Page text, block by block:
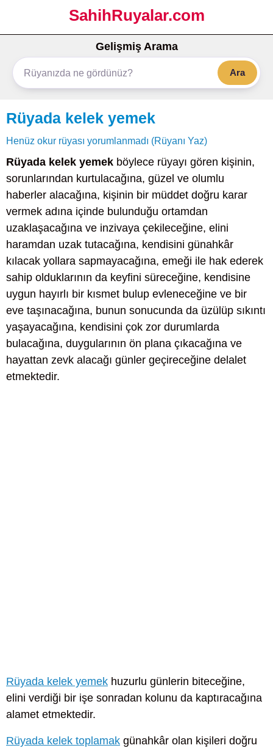
SahihRuyalar.com
Gelişmiş Arama
Ara
Rüyada kelek yemek
Henüz okur rüyası yorumlanmadı (Rüyanı Yaz)
Rüyada kelek yemek böylece rüyayı gören kişinin,
sorunlarından kurtulacağına, güzel ve olumlu
haberler alacağına, kişinin bir müddet doğru karar
vermek adına içinde bulunduğu ortamdan
uzaklaşacağına ve inzivaya çekileceğine, elini
haramdan uzak tutacağına, kendisini günahkâr
kılacak yollara sapmayacağına, emeği ile hak ederek
sahip olduklarının da keyfini süreceğine, kendisine
uygun hayırlı bir kısmet bulup evleneceğine ve bir
eve taşınacağına, bunun sonucunda da üzülüp sıkıntı
yaşayacağına, kendisini çok zor durumlarda
bulacağına, duygularının ön plana çıkacağına ve
hayattan zevk alacağı günler geçireceğine delalet
etmektedir.
Rüyada kelek yemek huzurlu günlerin biteceğine,
elini verdiği bir işe sonradan kolunu da kaptıracağına
alamet etmektedir.
Rüyada kelek toplamak günahkâr olan kişileri doğru